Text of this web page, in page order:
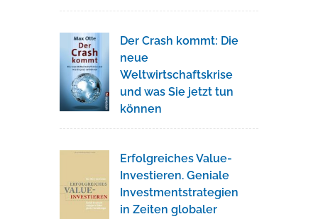
Der Crash kommt: Die
neue
Weltwirtschaftskrise
und was Sie jetzt tun
können
Erfolgreiches Value-
Investieren. Geniale
Investmentstrategien
in Zeiten globaler